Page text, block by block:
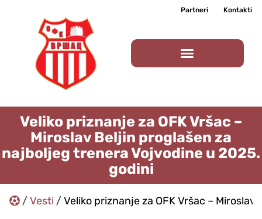
Partneri Kontakti
Veliko priznanje za OFK Vršac –
Miroslav Beljin proglašen za
najboljeg trenera Vojvodine u 2025.
godini
/ Vesti / Veliko priznanje za OFK Vršac –